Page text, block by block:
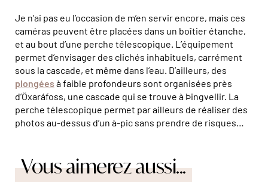
Je n’ai pas eu l’occasion de m’en servir encore, mais ces
caméras peuvent être placées dans un boîtier étanche,
et au bout d’une perche télescopique. L’équipement
permet d’envisager des clichés inhabituels, carrément
sous la cascade, et même dans l’eau. D’ailleurs, des
plongéesà faible profondeurs sont organisées près
d’Öxaráfoss, une cascade qui se trouve à Þingvellir. La
perche télescopique permet par ailleurs de réaliser des
photos au-dessus d’un à-pic sans prendre de risques…
Vous aimerez aussi...